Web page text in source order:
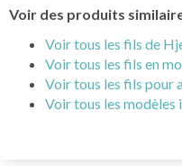
Voir des produits
Voir tous les fils de
Voir tous les fils en
Voir tous les fils pour
Voir tous les modèles